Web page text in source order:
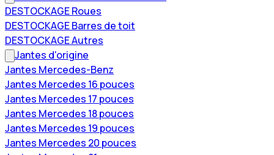
DESTOCKAGE Roues
DESTOCKAGE Barres de toit
DESTOCKAGE Autres
Jantes d'origine
Jantes Mercedes-Benz
Jantes Mercedes 16 pouces
Jantes Mercedes 17 pouces
Jantes Mercedes 18 pouces
Jantes Mercedes 19 pouces
Jantes Mercedes 20 pouces